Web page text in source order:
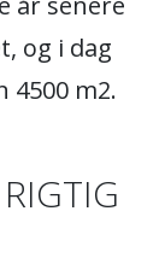
og i dag
4500 m2.